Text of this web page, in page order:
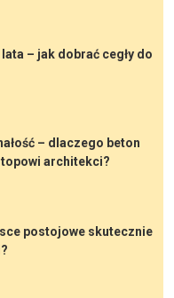
– jak dobrać cegły do
– dlaczego beton
architekci?
postojowe skutecznie